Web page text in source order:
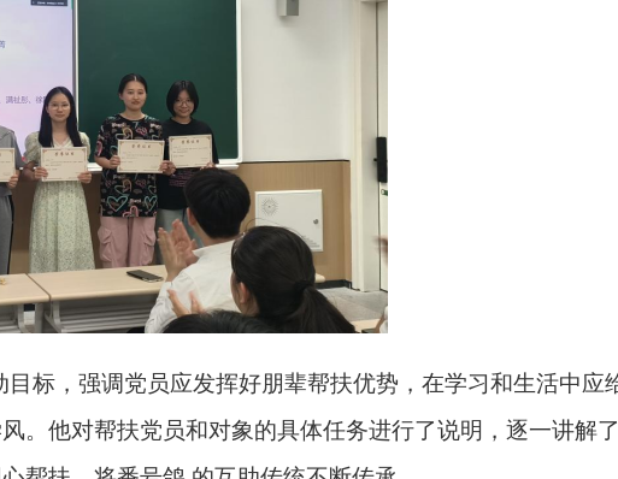
标，强调党员应发挥好朋辈帮扶优势，在学习和生活中应
。他对帮扶党员和对象的具体任务进行了说明，逐一讲解